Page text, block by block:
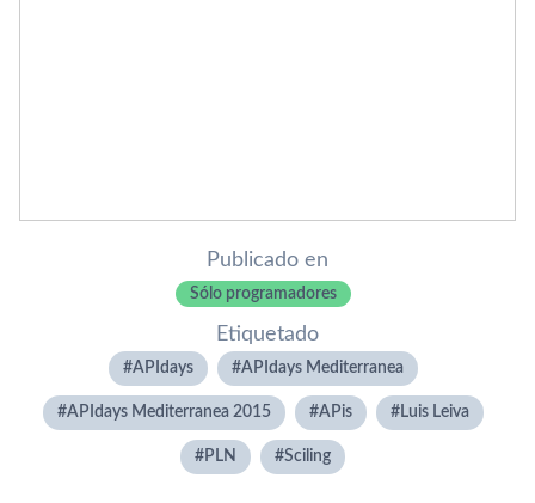
Publicado en
Sólo programadores
Etiquetado
APIdays APIdays Mediterranea
APIdays Mediterranea 2015 APis Luis Leiva
PLN Sciling